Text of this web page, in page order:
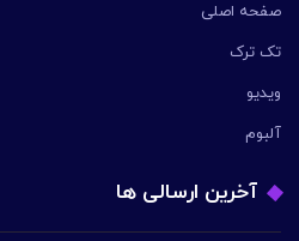
صفحه اصلی
تک ترک
ویدیو
آلبوم
آخرین ارسالی ها